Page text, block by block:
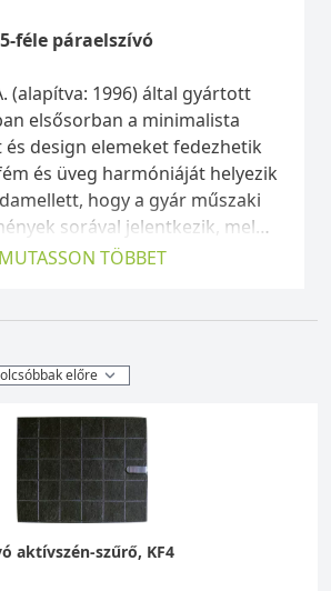
féle páraelszívó
(alapítva: 1996) által gyártott
elsősorban a minimalista
design elemeket fedezhetik
és üveg harmóniáját helyezik
hogy a gyár műszaki
sorával jelentkezik, mely
minőségellenőrzéssel.
mint BI-POWER Technológia,
legszélesebb választéka,
készülékek, mint a pultba
a mennyezetbe építhető
is jellemzik. Technikai csapatuk
és tapasztalata, az
együttműködése, amelyek
számukra, hogy kizárólagos
és innovatív termékeket
páraelszívó típusok: fali,
MUTASSON TÖBBET
aktívszén-szűrő, KF4